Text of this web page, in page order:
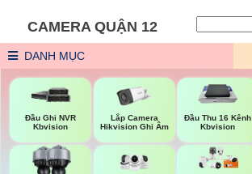
CAMERA QUẬN 12
DANH MỤC
Đầu Ghi NVR
Kbvision
Lắp Camera
Hikvision Ghi Âm
Đầu Thu 16 Kênh
Kbvision